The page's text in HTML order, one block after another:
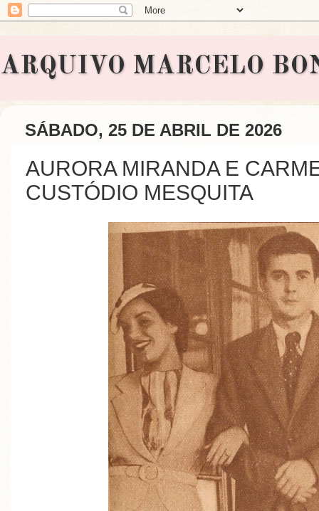
ARQUIVO MARCELO
SÁBADO, 25 DE ABRIL DE 2026
AURORA MIRANDA E
CUSTÓDIO MESQUITA